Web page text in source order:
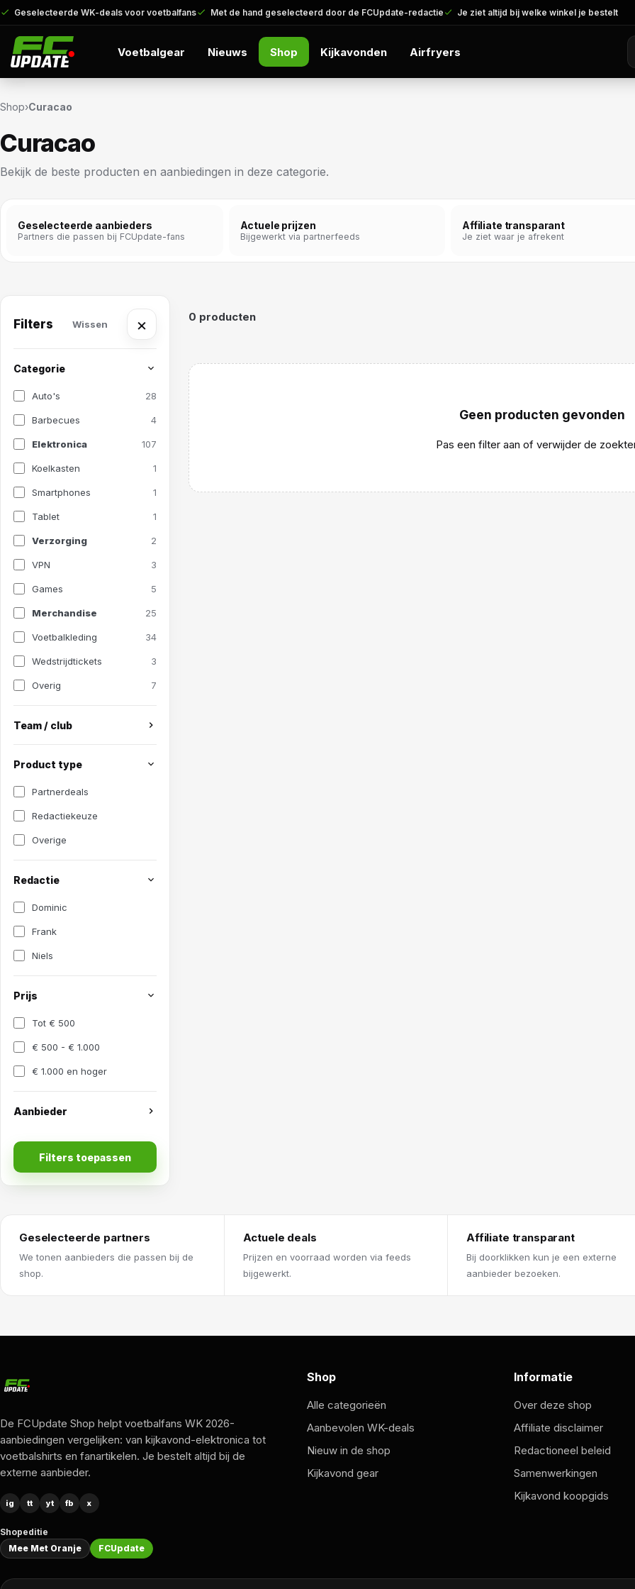
Geselecteerde WK-deals voor voetbalfans Met de hand geselecteerd door de FCUpdate-redactie Je ziet altijd bij welke winkel je bestelt
Voetbalgear Nieuws Shop Kijkavonden Airfryers
Shop›Curacao
Curacao
Bekijk de beste producten en aanbiedingen in deze categorie.
Geselecteerde aanbieders
Partners die passen bij FCUpdate-fans
Actuele prijzen
Bijgewerkt via partnerfeeds
Affiliate transparant
Je ziet waar je afrekent
Filters Wissen ×
Categorie
Auto's 28
Barbecues 4
Elektronica 107
Koelkasten 1
Smartphones 1
Tablet 1
Verzorging 2
VPN 3
Games 5
Merchandise 25
Voetbalkleding 34
Wedstrijdtickets 3
Overig 7
Team / club
Product type
Partnerdeals
Redactiekeuze
Overige
Redactie
Dominic
Frank
Niels
Prijs
Tot € 500
€ 500 - € 1.000
€ 1.000 en hoger
Aanbieder
Filters toepassen
0 producten
Geen producten gevonden
Pas een filter aan of verwijder de
Geselecteerde partners
We tonen aanbieders die passen bij de
shop.
Actuele deals
Prijzen en voorraad worden via feeds
bijgewerkt.
Affiliate transparant
Bij doorklikken kun je een externe
aanbieder bezoeken.
De FCUpdate Shop helpt voetbalfans WK 2026-
aanbiedingen vergelijken: van kijkavond-elektronica tot
voetbalshirts en fanartikelen. Je bestelt altijd bij de
externe aanbieder.
ig tt yt fb x
Shopeditie
Mee Met Oranje
FCUpdate
Shop
Alle categorieën
Aanbevolen WK-deals
Nieuw in de shop
Kijkavond gear
Informatie
Over deze shop
Affiliate disclaimer
Redactioneel beleid
Samenwerkingen
Kijkavond koopgids